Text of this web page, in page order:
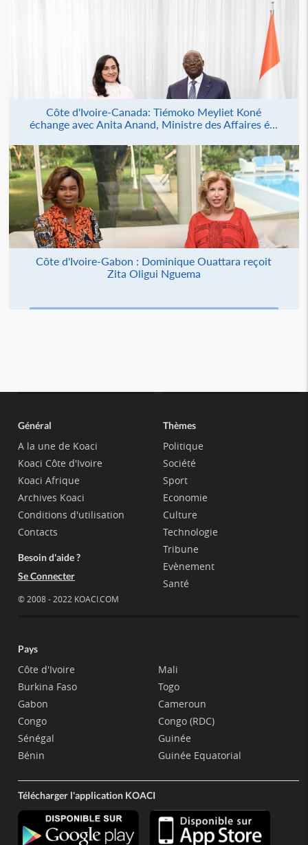
Côte d'Ivoire-Canada: Tiémoko Meyliet Koné
échange avec Anita Anand, Ministre des Affaires é...
Côte d'Ivoire-Gabon : Dominique Ouattara reçoit
Zita Oligui Nguema
Général
A la une de Koaci
Koaci Côte d'Ivoire
Koaci Afrique
Archives Koaci
Conditions d'utilisation
Contacts
Besoin d'aide ?
Se Connecter
© 2008 - 2022 KOACI.COM
Thèmes
Politique
Société
Sport
Economie
Culture
Technologie
Tribune
Evènement
Santé
Pays
Côte d'Ivoire
Burkina Faso
Gabon
Congo
Sénégal
Bénin
Mali
Togo
Cameroun
Congo (RDC)
Guinée
Guinée Equatorial
Télécharger l'application KOACI